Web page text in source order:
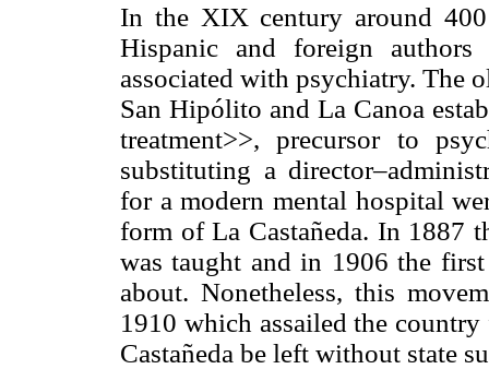
In the XIX century around
Hispanic and foreign
associated with psychiatry. The
San Hipólito and La Canoa
treatment>>, precursor to
substituting a
for a modern mental hospital
form of La Castañeda. In 1887
was taught and in 1906 the
about. Nonetheless, this
1910 which assailed the
Castañeda be left without state